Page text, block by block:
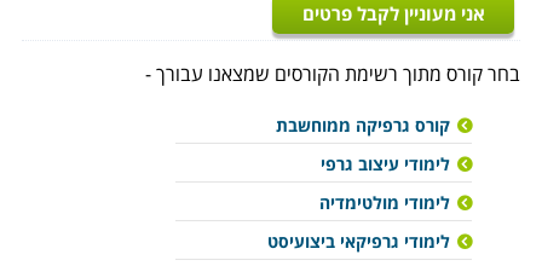
אני מעוניין לקבל פרטים
בחר קורס מתוך רשימת הקורסים שמצאנו עבורך -
קורס גרפיקה ממוחשבת
לימודי עיצוב גרפי
לימודי מולטימדיה
לימודי גרפיקאי ביצועיסט